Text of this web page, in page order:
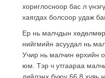
хориглосноор бас л
хаягдах болсоор удаж
Ер нь малчдын
нийгмийн асуудал нь
Учир нь малчин өрхийн
юм. Тэр ч утгаараа
дийлэнх буюу 66.8 хувь